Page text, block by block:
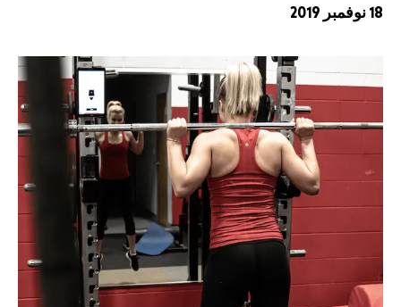
18 نوفمبر 2019